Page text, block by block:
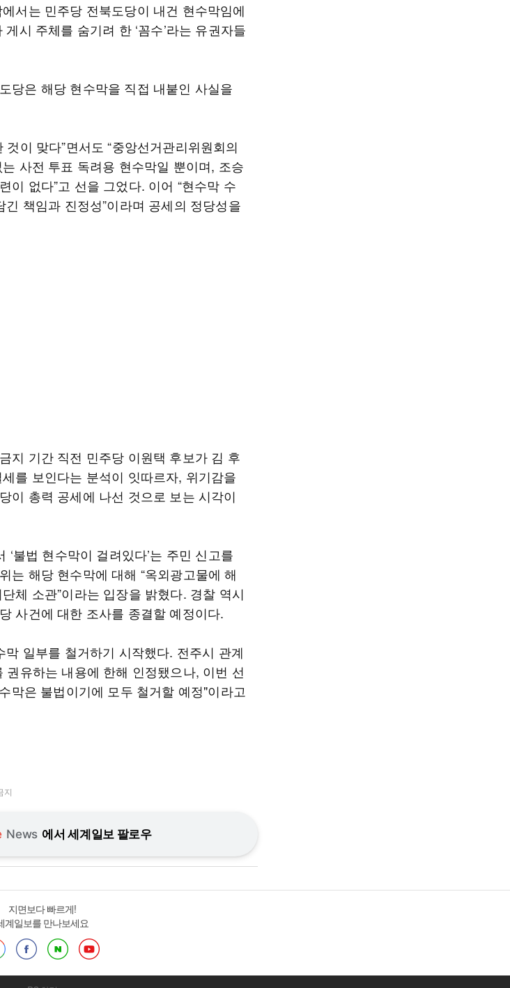
서는 민주당 전북도당이 내건 현수막임에
시 주체를 숨기려 한 ‘꼼수’라는 유권자들
당은 해당 현수막을 직접 내붙인 사실을
이 맞다”면서도 “중앙선거관리위원회의
사전 투표 독려용 현수막일 뿐이며, 조승
이 없다”고 선을 그었다. 이어 “현수막 수
책임과 진정성”이라며 공세의 정당성을
지 기간 직전 민주당 이원택 후보가 김 후
를 보인다는 분석이 잇따르자, 위기감을
이 총력 공세에 나선 것으로 보는 시각이
불법 현수막이 걸려있다’는 주민 신고를
는 해당 현수막에 대해 “옥외광고물에 해
체 소관”이라는 입장을 밝혔다. 경찰 역시
사건에 대한 조사를 종결할 예정이다.
일부를 철거하기 시작했다. 전주시 관계
권유하는 내용에 한해 인정됐으나, 이번 선
막은 불법이기에 모두 철거할 예정"이라고
지
News 에서 세계일보 팔로우
지면보다 빠르게!
계일보를 만나보세요